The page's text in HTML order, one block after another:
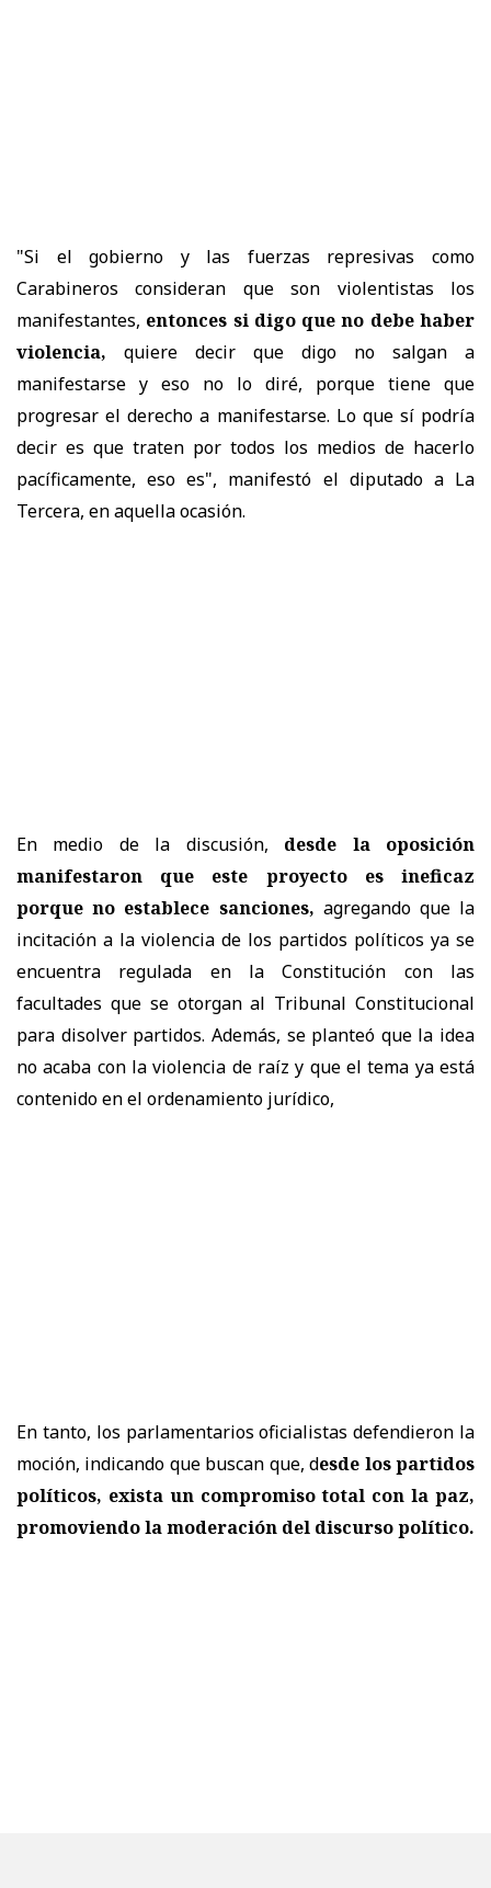
"Si el gobierno y las fuerzas represivas como
Carabineros consideran que son violentistas los
manifestantes, entonces si digo que no debe haber
violencia, quiere decir que digo no salgan a
manifestarse y eso no lo diré, porque tiene que
progresar el derecho a manifestarse. Lo que sí podría
decir es que traten por todos los medios de hacerlo
pacíficamente, eso es", manifestó el diputado a La
Tercera, en aquella ocasión.
En medio de la discusión, desde la oposición
manifestaron que este proyecto es ineficaz
porque no establece sanciones, agregando que la
incitación a la violencia de los partidos políticos ya se
encuentra regulada en la Constitución con las
facultades que se otorgan al Tribunal Constitucional
para disolver partidos. Además, se planteó que la idea
no acaba con la violencia de raíz y que el tema ya está
contenido en el ordenamiento jurídico,
En tanto, los parlamentarios oficialistas defendieron la
moción, indicando que buscan que, desde los partidos
políticos, exista un compromiso total con la paz,
promoviendo la moderación del discurso político.